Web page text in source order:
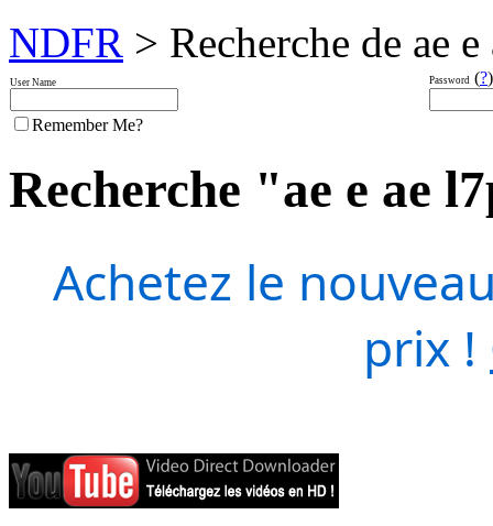
NDFR > Recherche de ae
User Name Password (?)
Remember Me?
Recherche "ae e ae
Achetez le
prix !